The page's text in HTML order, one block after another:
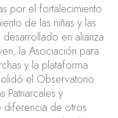
por el fortalecimiento
de las niñas y las
en alianza
la Asociación para
y la plataforma
el Observatorio
Patriarcales y
diferencia de otros